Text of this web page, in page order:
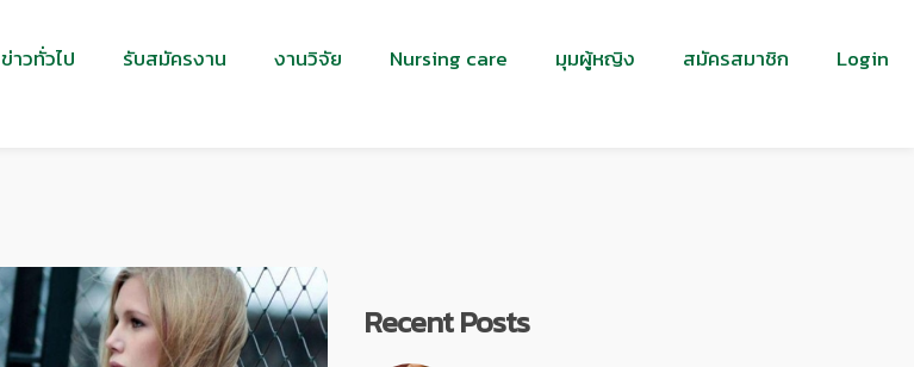
ข่าวทั่วไป รับสมัครงาน งานวิจัย Nursing care มุมผู้หญิง สมัครสมาชิก Login
Recent Posts